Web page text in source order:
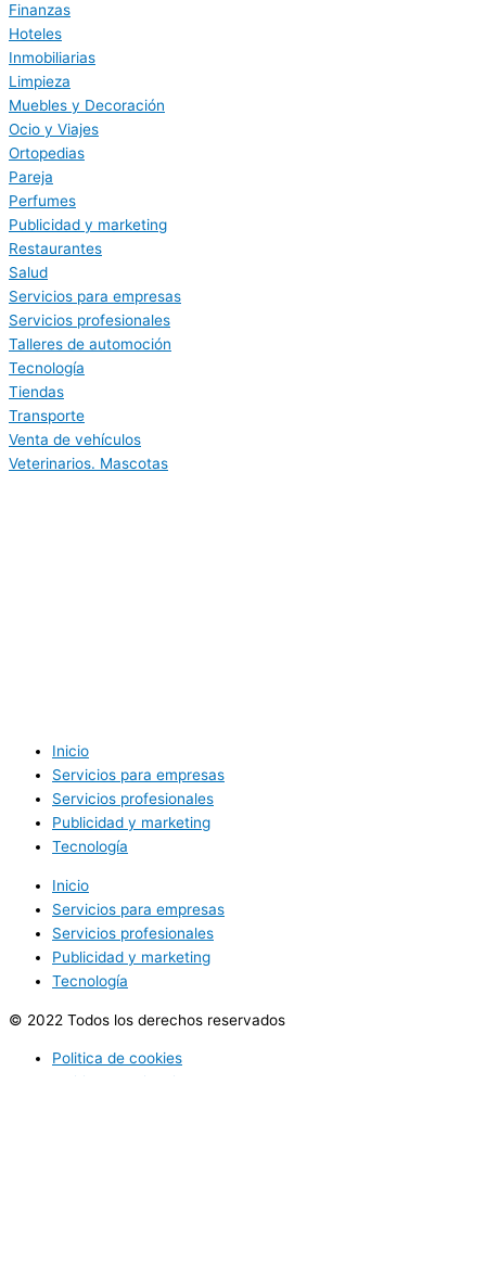
Finanzas
Hoteles
Inmobiliarias
Limpieza
Muebles y Decoración
Ocio y Viajes
Ortopedias
Pareja
Perfumes
Publicidad y marketing
Restaurantes
Salud
Servicios para empresas
Servicios profesionales
Talleres de automoción
Tecnología
Tiendas
Transporte
Venta de vehículos
Veterinarios. Mascotas
Inicio
Servicios para empresas
Servicios profesionales
Publicidad y marketing
Tecnología
Inicio
Servicios para empresas
Servicios profesionales
Publicidad y marketing
Tecnología
© 2022 Todos los derechos reservados
Politica de cookies
Politica de privacidad